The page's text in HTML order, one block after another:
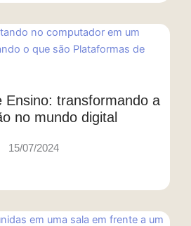
Ensino: transformando a
no mundo digital
15/07/2024